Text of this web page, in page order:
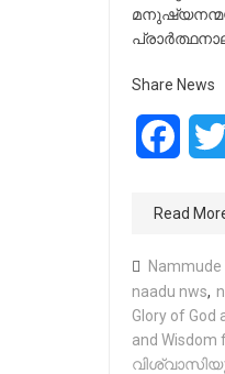
Share News
Read
Nammude
naadu nws,
Glory of God
and Wisdom